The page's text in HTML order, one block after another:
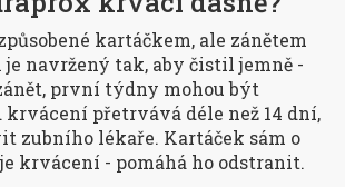
kartáčkem, ale zánětem
je navržený tak, aby čistil jemně -
první týdny mohou být
krvácení přetrvává déle než 14 dní,
zubního lékaře. Kartáček sám o
krvácení - pomáhá ho odstranit.